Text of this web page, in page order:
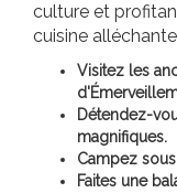
culture et
cuisine
Visitez les
Détendez-
magnifiques.
Campez
Faites une